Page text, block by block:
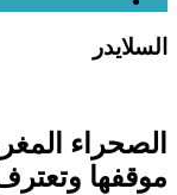
السلايدر
الصحراء
موقفها